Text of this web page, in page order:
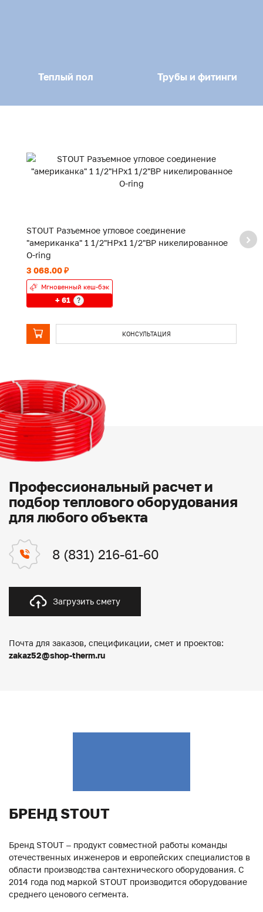
Теплый пол Трубы и фитинги
STOUT Разъемное угловое соединение
"американка" 1 1/2"НРx1 1/2"ВР никелированное
O-ring
3 068.00 ₽
Мгновенный кеш-бэк
+ 61 ?
КОНСУЛЬТАЦИЯ
Профессиональный расчет и
подбор теплового оборудования
для любого объекта
8 (831) 216-61-60
Загрузить смету
Почта для заказов, спецификации, смет и проектов:
zakaz52@shop-therm.ru
БРЕНД STOUT
Бренд STOUT – продукт совместной работы команды
отечественных инженеров и европейских специалистов в
области производства сантехнического оборудования. С
2014 года под маркой STOUT производится оборудование
среднего ценового сегмента.